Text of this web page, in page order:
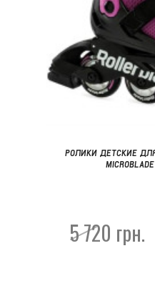
РОЛИКИ ДЕТСКИЕ ДЛЯ
5 720 грн.